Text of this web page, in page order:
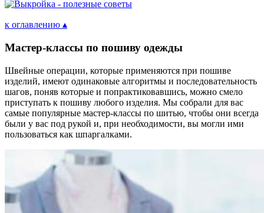
к оглавлению ▴
Мастер-классы по пошиву одежды
Швейные операции, которые применяются при пошиве
изделий, имеют одинаковые алгоритмы и последовательность
шагов, поняв которые и попрактиковавшись, можно смело
приступать к пошиву любого изделия. Мы собрали для вас
самые популярные мастер-классы по шитью, чтобы они всегда
были у вас под рукой и, при необходимости, вы могли ими
пользоваться как шпаргалками.